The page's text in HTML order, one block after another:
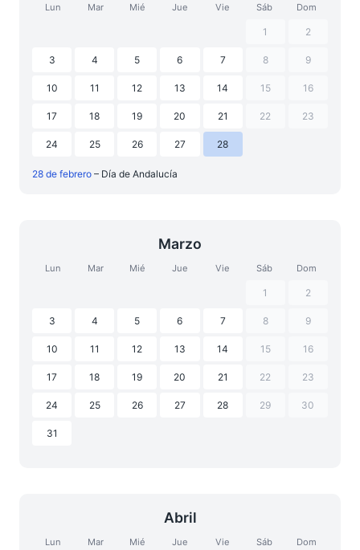
Lun Mar Mié Jue Vie Sáb Dom
1 2
3 4 5 6 7 8 9
10 11 12 13 14 15 16
17 18 19 20 21 22 23
24 25 26 27 28
28 de febrero – Día de Andalucía
Marzo
Lun Mar Mié Jue Vie Sáb Dom
1 2
3 4 5 6 7 8 9
10 11 12 13 14 15 16
17 18 19 20 21 22 23
24 25 26 27 28 29 30
31
Abril
Lun Mar Mié Jue Vie Sáb Dom